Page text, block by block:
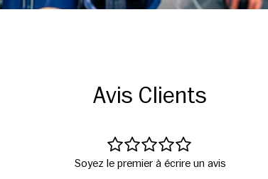
Avis Clients
Soyez le premier à écrire un avis